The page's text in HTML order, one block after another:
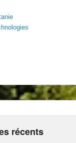
récents